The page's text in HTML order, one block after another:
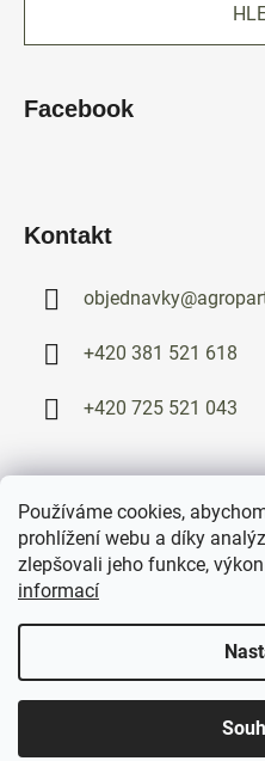
Používáme cookies,
prohlížení webu a díky
zlepšovali jeho funkce,
informací
Facebook
Kontakt
objednavky@
+420 381 521 618
+420 725 521 043
Copyright 2026AGRO-
AGRO-partner s.r.o.·
IČ: 42406994 · DIČ:
soud v
objednavky@agropartner.cz·